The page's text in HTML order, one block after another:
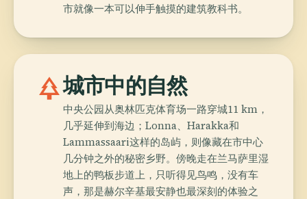
市就像一本可以伸手触摸的建筑教科书。
park城市中的自然
中央公园从奥林匹克体育场一路穿城11 km，
几乎延伸到海边；Lonna、Harakka和
Lammassaari这样的岛屿，则像藏在市中心
几分钟之外的秘密乡野。傍晚走在兰马萨里湿
地上的鸭板步道上，只听得见鸟鸣，没有车
声，那是赫尔辛基最安静也最深刻的体验之